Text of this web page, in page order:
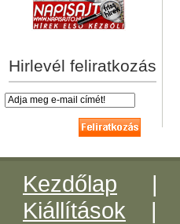
Hirlevél feliratkozás
Kezdőlap |
Kiállítások |